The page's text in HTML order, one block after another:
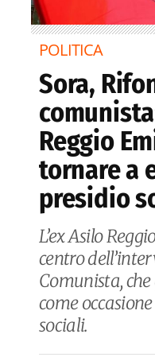
POLITICA
Sora,
Reggio
tornare a
presidio
L’ex Asilo
centro
Comunista,
come
sociali.